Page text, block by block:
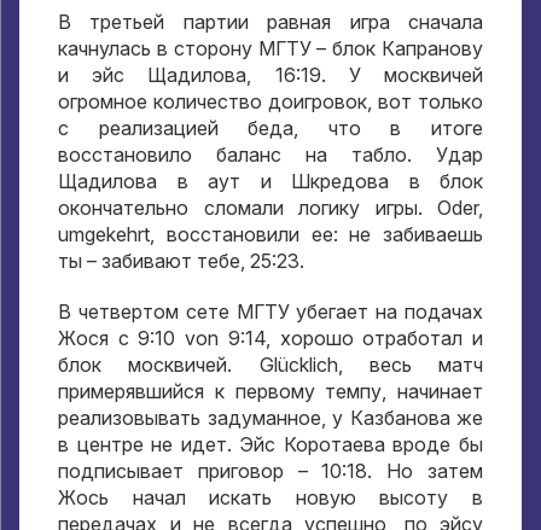
В третьей партии равная игра сначала
качнулась в сторону МГТУ – блок Капранову
и эйс Щадилова , 16:19. У москвичей
огромное количество доигровок вот только
с реализацией беда
что в итоге
восстановило баланс на табло. Удар
Щадилова в аут и Шкредова в блок
окончательно сломали логику игры. Oder,
umgekehrt, восстановили ее:не забиваешь
ты – забивают тебе , 25:23.
В четвертом сете МГТУ убегает на подачах
Жося с 9:10 von 9:14, хорошо отработал и
блок москвичей. Glücklich, весь матч
примерявшийся к первому темпу
начинает
реализовывать задуманное у Казбанова же
в центре не идет. Эйс Коротаева вроде бы
подписывает приговор –10:18. Но затем
Жось начал искать новую высоту в
передачах и не всегда успешно
по эйсу